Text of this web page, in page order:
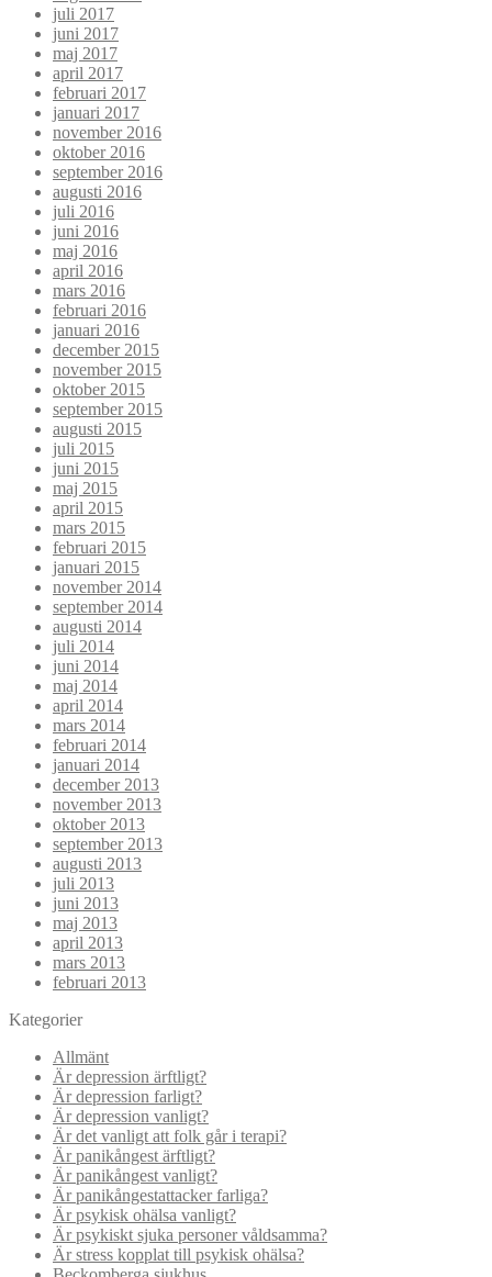
juli 2017
juni 2017
maj 2017
april 2017
februari 2017
januari 2017
november 2016
oktober 2016
september 2016
augusti 2016
juli 2016
juni 2016
maj 2016
april 2016
mars 2016
februari 2016
januari 2016
december 2015
november 2015
oktober 2015
september 2015
augusti 2015
juli 2015
juni 2015
maj 2015
april 2015
mars 2015
februari 2015
januari 2015
november 2014
september 2014
augusti 2014
juli 2014
juni 2014
maj 2014
april 2014
mars 2014
februari 2014
januari 2014
december 2013
november 2013
oktober 2013
september 2013
augusti 2013
juli 2013
juni 2013
maj 2013
april 2013
mars 2013
februari 2013
Kategorier
Allmänt
Är depression ärftligt?
Är depression farligt?
Är depression vanligt?
Är det vanligt att folk går i terapi?
Är panikångest ärftligt?
Är panikångest vanligt?
Är panikångestattacker farliga?
Är psykisk ohälsa vanligt?
Är psykiskt sjuka personer våldsamma?
Är stress kopplat till psykisk ohälsa?